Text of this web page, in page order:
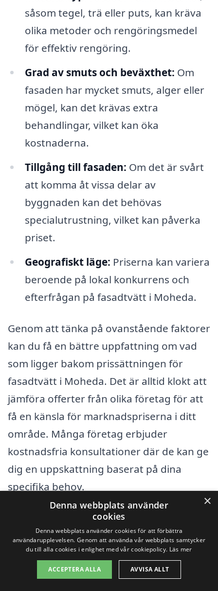
såsom tegel, trä eller puts, kan kräva
olika metoder och rengöringsmedel
för effektiv rengöring.
Grad av smuts och beväxthet: Om
fasaden har mycket smuts, alger eller
mögel, kan det krävas extra
behandlingar, vilket kan öka
kostnaderna.
Tillgång till fasaden: Om det är svårt
att komma åt vissa delar av
byggnaden kan det behövas
specialutrustning, vilket kan påverka
priset.
Geografiskt läge: Priserna kan variera
beroende på lokal konkurrens och
efterfrågan på fasadtvätt i Moheda.
Genom att tänka på ovanstående faktorer
kan du få en bättre uppfattning om vad
som ligger bakom prissättningen för
fasadtvätt i Moheda. Det är alltid klokt att
jämföra offerter från olika företag för att
få en känsla för marknadspriserna i ditt
område. Många företag erbjuder
kostnadsfria konsultationer där de kan ge
dig en uppskattning baserat på dina
specifika behov.
Att anlita ett professionellt företag för
fasadtvätt har många fördelar. Inte bara
säkerställer det att arbetet görs på ett
effektivt sätt, utan även att de rätta
×
Denna webbplats använder
cookies
Denna webbplats använder cookies för att förbättra
användarupplevelsen. Genom att använda vår webbplats samtycker
du till alla cookies i enlighet med vår cookiepolicy. Läs mer
ACCEPTERA ALLA AVVISA ALLT